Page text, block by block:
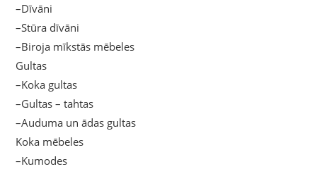
–Dīvāni
–Stūra dīvāni
–Biroja mīkstās mēbeles
Gultas
–Koka gultas
–Gultas – tahtas
–Auduma un ādas gultas
Koka mēbeles
–Kumodes